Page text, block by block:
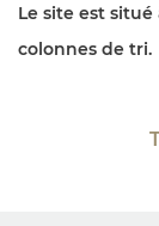
Le site est situé
colonnes de tri.